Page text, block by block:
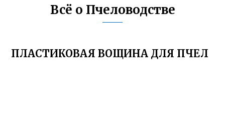
Всё о Пчеловодстве
ПЛАСТИКОВАЯ ВОЩИНА ДЛЯ ПЧЕЛ